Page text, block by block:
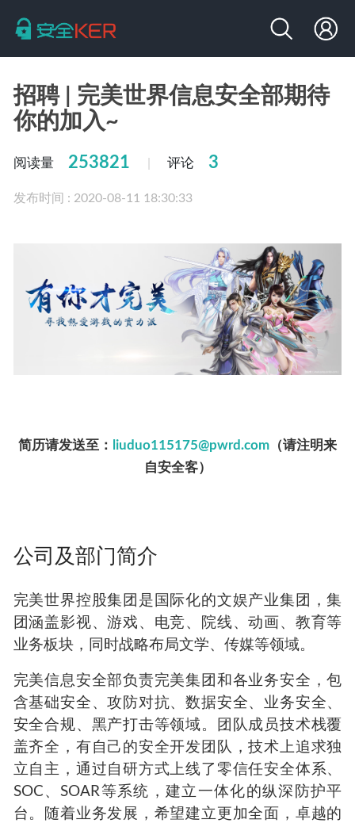
招聘 | 完美世界信息安全部期待
你的加入~
阅读量 253821 评论 3
发布时间 : 2020-08-11 18:30:33
简历请发送至： liuduo115175@pwrd.com （请注明来
自安全客）
公司及部门简介
完美世界控股集团是国际化的文娱产业集团，集
团涵盖影视、游戏、电竞、院线、动画、教育等
业务板块，同时战略布局文学、传媒等领域。
完美信息安全部负责完美集团和各业务安全，包
含基础安全、攻防对抗、数据安全、业务安全、
安全合规、黑产打击等领域。团队成员技术栈覆
盖齐全，有自己的安全开发团队，技术上追求独
立自主，通过自研方式上线了零信任安全体系、
SOC、SOAR等系统，建立一体化的纵深防护平
台。随着业务发展，希望建立更加全面，卓越的